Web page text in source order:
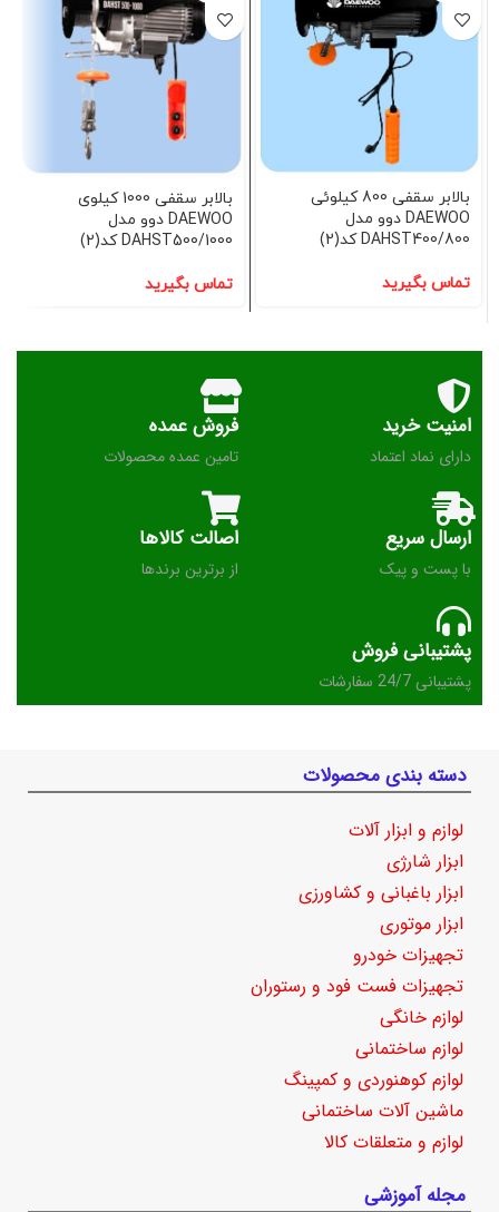
بالابر سقفی 800 کیلوئی
DAEWOO دوو مدل
DAHST400/800 کد(2)
تماس بگیرید
بالابر سقفی 1000 کیلوی
DAEWOO دوو مدل
DAHST500/1000 کد(2)
تماس بگیرید
امنیت خرید
دارای نماد اعتماد
فروش عمده
تامین عمده محصولات
ارسال سریع
با پست و پیک
اصالت کالاها
از برترین برندها
پشتیبانی فروش
پشتیبانی 24/7 سفارشات
دسته بندی محصولات
لوازم و ابزار آلات
ابزار شارژی
ابزار باغبانی و کشاورزی
ابزار موتوری
تجهیزات خودرو
تجهیزات فست فود و رستوران
لوازم خانگی
لوازم ساختمانی
لوازم کوهنوردی و کمپینگ
ماشین آلات ساختمانی
لوازم و متعلقات کالا
مجله آموزشی